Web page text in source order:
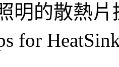
明的散熱片
for